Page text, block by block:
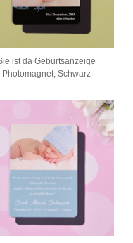
ist da Geburtsanzeige
Photomagnet, Schwarz